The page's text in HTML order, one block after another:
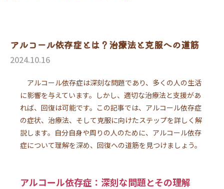
アルコール依存症とは？治療法と克服への道筋
2024.10.16
アルコール依存症は深刻な問題であり、多くの人の生活
に影響を与えています。しかし、適切な治療法と支援があ
れば、回復は可能です。この記事では、アルコール依存症
の症状、治療法、そして克服に向けたステップを詳しく解
説します。自分自身や周りの人のために、アルコール依存
症について理解を深め、回復への道筋を見つけましょう。
アルコール依存症：深刻な問題とその理解